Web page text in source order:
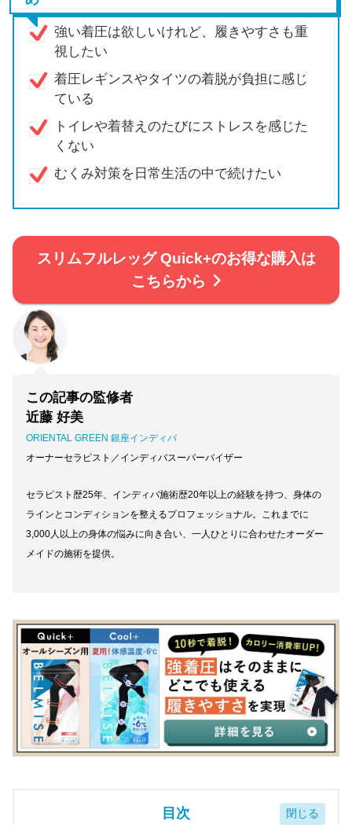
強い着圧は欲しいけれど、履きやすさも重
視したい
着圧レギンスやタイツの着脱が負担に感じ
ている
トイレや着替えのたびにストレスを感じた
くない
むくみ対策を日常生活の中で続けたい
スリムフルレッグ Quick+のお得な購入は
こちらから
この記事の監修者
近藤 好美
ORIENTAL GREEN 銀座インディバ
オーナーセラピスト／インディバスーパーバイザー
セラピスト歴25年、インディバ施術歴20年以上の経験を持つ、身体の
ラインとコンディションを整えるプロフェッショナル。これまでに
3,000人以上の身体の悩みに向き合い、一人ひとりに合わせたオーダー
メイドの施術を提供。
目次